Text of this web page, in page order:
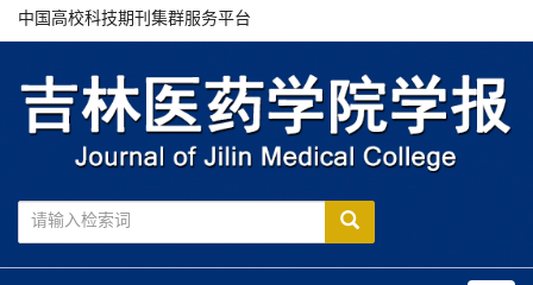
中国高校科技期刊集群服务平台